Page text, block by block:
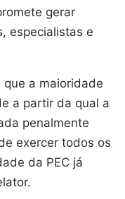
gerar
especialistas e
a maioridade
a partir da qual a
penalmente
exercer todos os
da PEC já